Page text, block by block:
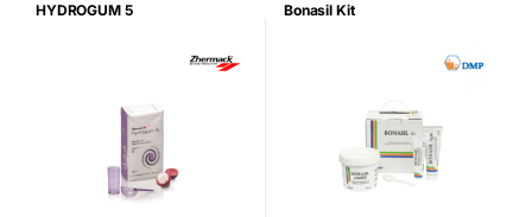
HYDROGUM 5 Bonasil Kit